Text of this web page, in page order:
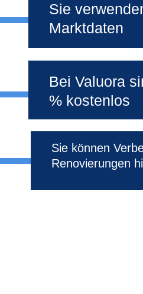
Sie
Marktdaten
Bei Valuora
% kostenlos
Sie können
Renovierungen